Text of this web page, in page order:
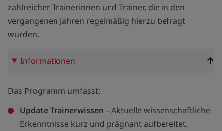
zahlreicher Trainerinnen und Trainer, die in den
vergangenen Jahren regelmäßig hierzu befragt
wurden.
Informationen
Das Programm umfasst:
Update Trainerwissen – Aktuelle wissenschaftliche
Erkenntnisse kurz und prägnant aufbereitet.